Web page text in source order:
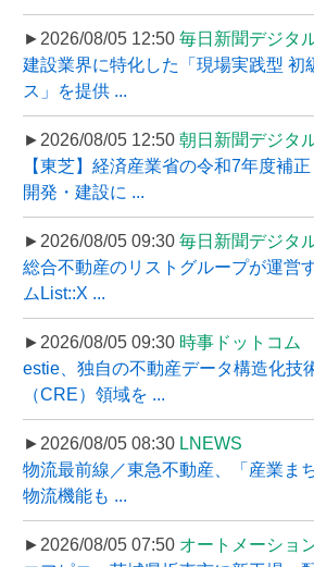
►2026/08/05 12:50 毎日新聞デジタ
建設業界に特化した「現場実践型 初
ス」を提供 ...
►2026/08/05 12:50 朝日新聞デジタ
【東芝】経済産業省の令和7年度補
開発・建設に ...
►2026/08/05 09:30 毎日新聞デジタ
総合不動産のリストグループが運営
ムList::X ...
►2026/08/05 09:30 時事ドットコム
estie、独自の不動産データ構造化技
（CRE）領域を ...
►2026/08/05 08:30 LNEWS
物流最前線／東急不動産、「産業ま
物流機能も ...
►2026/08/05 07:50 オートメーショ